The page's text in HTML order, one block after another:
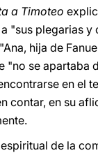
a Timoteo
"sus plegarias
hija de
"no se
en el
contar, en su
de la